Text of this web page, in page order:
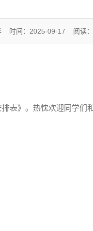
时间：2025-09-17 阅读：
表》。热忱欢迎同学们